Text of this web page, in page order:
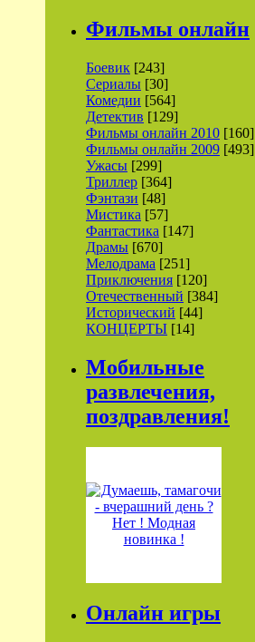
Фильмы онлайн
Боевик [243]
Сериалы [30]
Комедии [564]
Детектив [129]
Фильмы онлайн 2010 [160]
Фильмы онлайн 2009 [493]
Ужасы [299]
Триллер [364]
Фэнтази [48]
Мистика [57]
Фантастика [147]
Драмы [670]
Мелодрама [251]
Приключения [120]
Отечественный [384]
Исторический [44]
КОНЦЕРТЫ [14]
Мобильные
развлечения,
поздравления!
Онлайн игры